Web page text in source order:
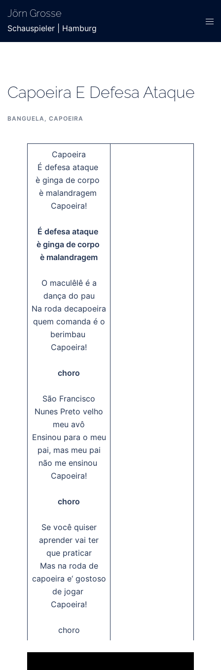
Inhalt
springen
Jörn Grosse
Schauspieler | Hamburg
Capoeira E Defesa Ataque
BANGUELA, CAPOEIRA
Capoeira
É defesa ataque
è ginga de corpo
è malandragem
Capoeira!
É defesa ataque
è ginga de corpo
è malandragem
O maculêlê é a
dança do pau
Na roda decapoeira
quem comanda é o
berimbau
Capoeira!
choro
São Francisco
Nunes Preto velho
meu avô
Ensinou para o meu
pai, mas meu pai
não me ensinou
Capoeira!
choro
Se você quiser
aprender vai ter
que praticar
Mas na roda de
capoeira e‘ gostoso
de jogar
Capoeira!
choro